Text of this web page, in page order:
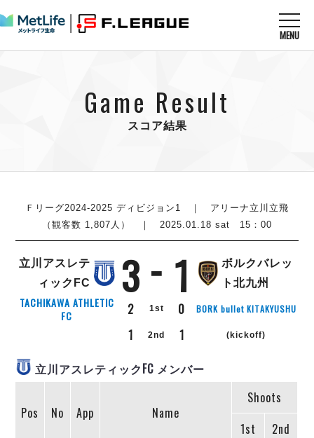
MENU
すべてのニュース
U-23選抜
チケット
メディア情報
その他
試合を観る MATCHES
順位表
戦績表
警告・退場・出場停止選手
個人ランキング｜ゴール
個人ランキング｜シュート
個人ランキング｜シュート成功率
個人ランキング｜第2PK
メットライフ生命Ｆ２リーグ
順位表
エスポラーダ北海道
バルドラール浦安
フウガドールすみだ
立川アスレティックFC
ボアルース長野
シュライカー大阪
チケットを買う TICKET
アリーナ情報 ARENA
リーグ概要 ABOUT US
リーグ概要
大会概要
過去の記録 ARCHIVE
過去の試合記録
プロジェクト PROJECT
Game Result
スコア結果
Ｆリーグ2024-2025 ディビジョン1
｜ アリーナ立川立飛
（観客数 1,807人） ｜ 2025.01.18 sat 15：00
立川アスレテ
ィックFC
3 1
ボルクバレッ
ト北九州
TACHIKAWA ATHLETIC
FC
2 1st 0 BORK bullet KITAKYUSHU
1 2nd 1 (kickoff)
立川アスレティックFC メンバー
Pos No App Name
Shoots
1st
2nd